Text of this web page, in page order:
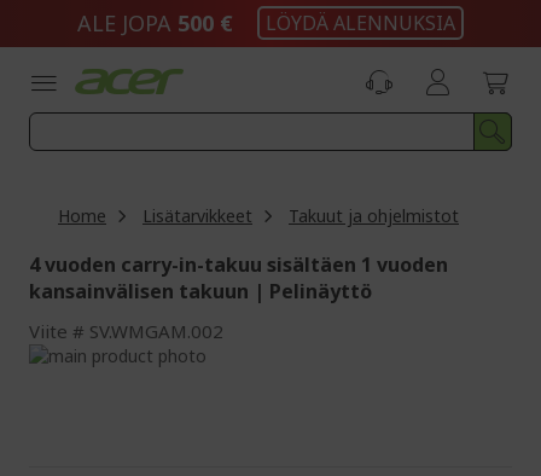
ALE JOPA 500 € LÖYDÄ ALENNUKSIA
Home Lisätarvikkeet Takuut ja ohjelmistot
4 vuoden carry-in-takuu sisältäen 1 vuoden
kansainvälisen takuun | Pelinäyttö
Viite SV.WMGAM.002
Skip